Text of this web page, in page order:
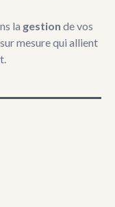
la gestion de vos
mesure qui allient